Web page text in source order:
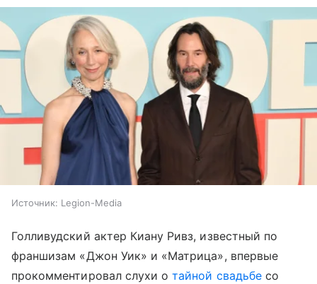
Источник: Legion-Media
Голливудский актер Киану Ривз, известный по
франшизам «Джон Уик» и «Матрица», впервые
прокомментировал слухи отайной свадьбесо